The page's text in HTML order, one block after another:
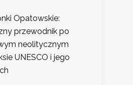
Opatowskie:
przewodnik po
neolitycznym
UNESCO i jego